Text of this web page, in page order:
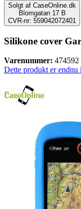
Solgt af CaseOnline.dk
Blomgatan 17 B
CVR-nr: 559042072401
Silikone cover
Varenummer: 474592
Dette produkt er endnu